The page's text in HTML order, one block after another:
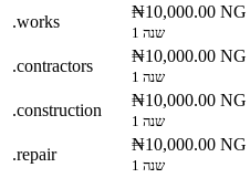
.works
₦10,000.00 NG
1 שנה
.contractors
₦10,000.00 NG
1 שנה
.construction
₦10,000.00 NG
1 שנה
.repair
₦10,000.00 NG
1 שנה